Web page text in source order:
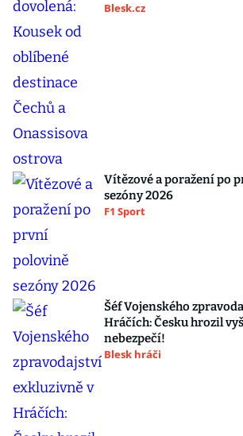
Blesk.cz
Vítězové a poražení po
sezóny 2026
F1 Sport
Šéf Vojenského
Hráčích: Česku hrozil
nebezpečí!
Blesk hráči